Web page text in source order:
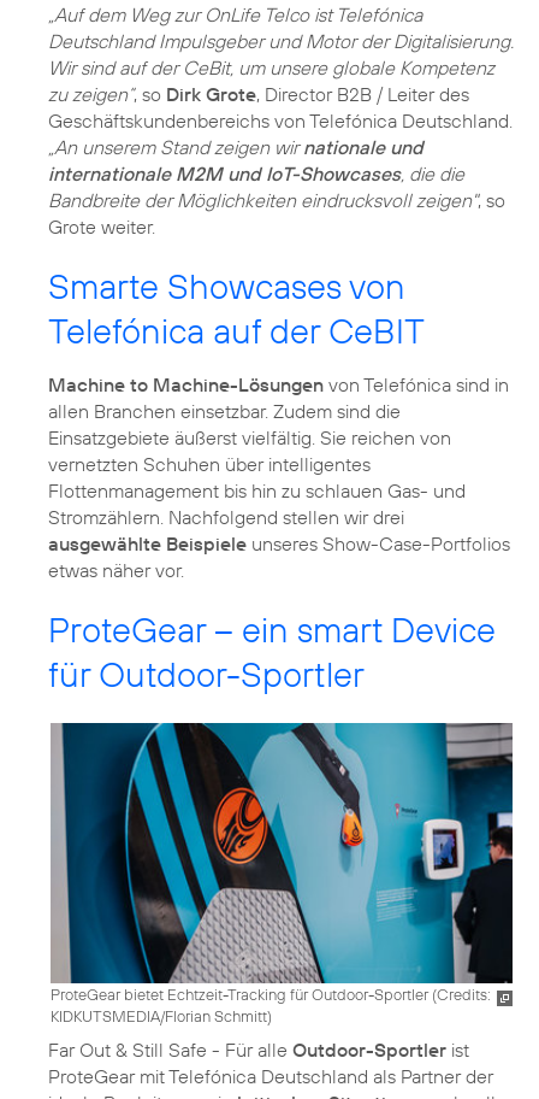
„Auf dem Weg zur OnLife Telco ist Telefónica
Deutschland Impulsgeber und Motor der Digitalisierung.
Wir sind auf der CeBit, um unsere globale Kompetenz
zu zeigen“, so Dirk Grote, Director B2B / Leiter des
Geschäftskundenbereichs von Telefónica Deutschland.
„An unserem Stand zeigen wirnationale und
internationale M2M und IoT-Showcases, die die
Bandbreite der Möglichkeiten eindrucksvoll zeigen", so
Grote weiter.
Smarte Showcases von
Telefónica auf der CeBIT
Machine to Machine-Lösungen von Telefónica sind in
allen Branchen einsetzbar. Zudem sind die
Einsatzgebiete äußerst vielfältig. Sie reichen von
vernetzten Schuhen über intelligentes
Flottenmanagement bis hin zu schlauen Gas- und
Stromzählern. Nachfolgend stellen wir drei
ausgewählte Beispiele unseres Show-Case-Portfolios
etwas näher vor.
ProteGear – ein smart Device
für Outdoor-Sportler
ProteGear bietet Echtzeit-Tracking für Outdoor-Sportler (Credits:
KIDKUTSMEDIA/Florian Schmitt)
Far Out & Still Safe - Für alle Outdoor-Sportler ist
ProteGear mit Telefónica Deutschland als Partner der